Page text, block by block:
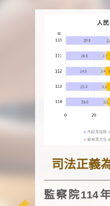
司法正義
監察院114